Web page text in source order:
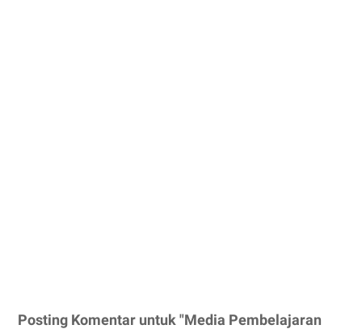
Posting Komentar untuk "Media Pembelajaran